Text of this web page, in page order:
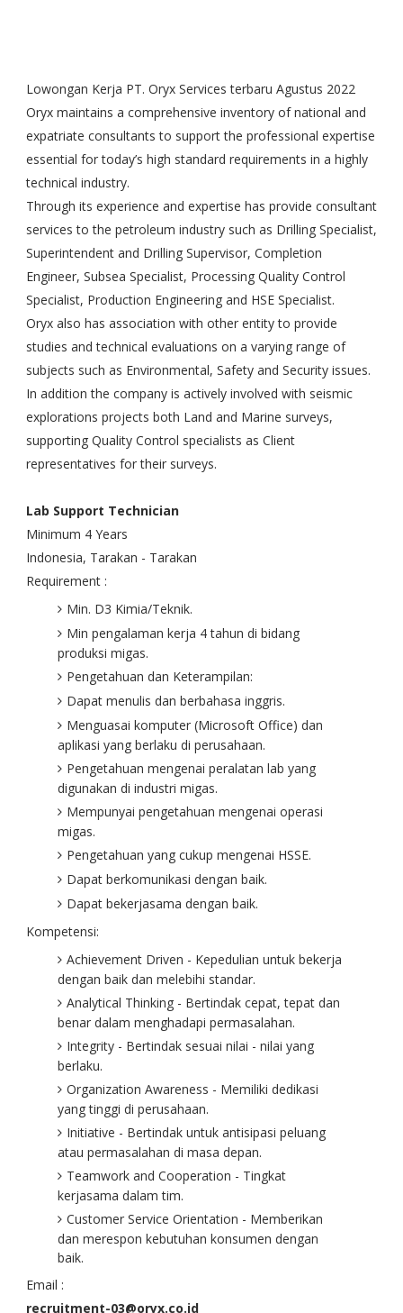
Lowongan Kerja PT. Oryx Services terbaru Agustus 2022
Oryx maintains a comprehensive inventory of national and
expatriate consultants to support the professional expertise
essential for today’s high standard requirements in a highly
technical industry.
Through its experience and expertise has provide consultant
services to the petroleum industry such as Drilling Specialist,
Superintendent and Drilling Supervisor, Completion
Engineer, Subsea Specialist, Processing Quality Control
Specialist, Production Engineering and HSE Specialist.
Oryx also has association with other entity to provide
studies and technical evaluations on a varying range of
subjects such as Environmental, Safety and Security issues.
In addition the company is actively involved with seismic
explorations projects both Land and Marine surveys,
supporting Quality Control specialists as Client
representatives for their surveys.
Lab Support Technician
Minimum 4 Years
Indonesia, Tarakan - Tarakan
Requirement :
Min. D3 Kimia/Teknik.
Min pengalaman kerja 4 tahun di bidang
produksi migas.
Pengetahuan dan Keterampilan:
Dapat menulis dan berbahasa inggris.
Menguasai komputer (Microsoft Office) dan
aplikasi yang berlaku di perusahaan.
Pengetahuan mengenai peralatan lab yang
digunakan di industri migas.
Mempunyai pengetahuan mengenai operasi
migas.
Pengetahuan yang cukup mengenai HSSE.
Dapat berkomunikasi dengan baik.
Dapat bekerjasama dengan baik.
Kompetensi:
Achievement Driven - Kepedulian untuk bekerja
dengan baik dan melebihi standar.
Analytical Thinking - Bertindak cepat, tepat dan
benar dalam menghadapi permasalahan.
Integrity - Bertindak sesuai nilai - nilai yang
berlaku.
Organization Awareness - Memiliki dedikasi
yang tinggi di perusahaan.
Initiative - Bertindak untuk antisipasi peluang
atau permasalahan di masa depan.
Teamwork and Cooperation - Tingkat
kerjasama dalam tim.
Customer Service Orientation - Memberikan
dan merespon kebutuhan konsumen dengan
baik.
Email :
recruitment-03@oryx.co.id